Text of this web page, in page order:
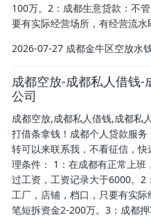
100万。2：成都生意贷款：不
要有实际经营场所，有经营流水
2026-07-27 成都金牛区空放水
成都空放-成都私人借钱-
公司
成都空放,成都私人借钱,成都私
打借条拿钱！成都个人贷款服
转可以来联系我，不看征信，
理条件： 1：在成都有正常上
过工资，工资记录大于6000。2
工厂，店铺，档口，只要有实
笔短拆资金2-200万。3：成都押